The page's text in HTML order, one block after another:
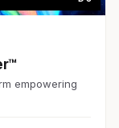
empowering